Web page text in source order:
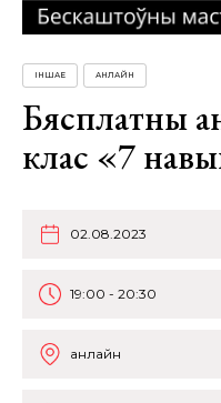
ІНШАЕ АНЛАЙН
Бясплатны
клас «7
02.08.2023
19:00 - 20:30
анлайн